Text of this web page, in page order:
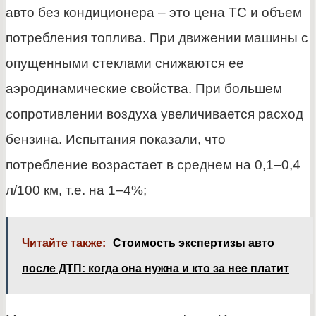
авто без кондиционера – это цена ТС и объем
потребления топлива. При движении машины с
опущенными стеклами снижаются ее
аэродинамические свойства. При большем
сопротивлении воздуха увеличивается расход
бензина. Испытания показали, что
потребление возрастает в среднем на 0,1–0,4
л/100 км, т.е. на 1–4%;
Читайте также: Стоимость экспертизы авто
после ДТП: когда она нужна и кто за нее платит